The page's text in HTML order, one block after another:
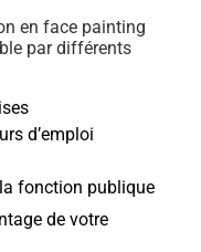
en face painting
par différents
d’emploi
fonction publique
de votre